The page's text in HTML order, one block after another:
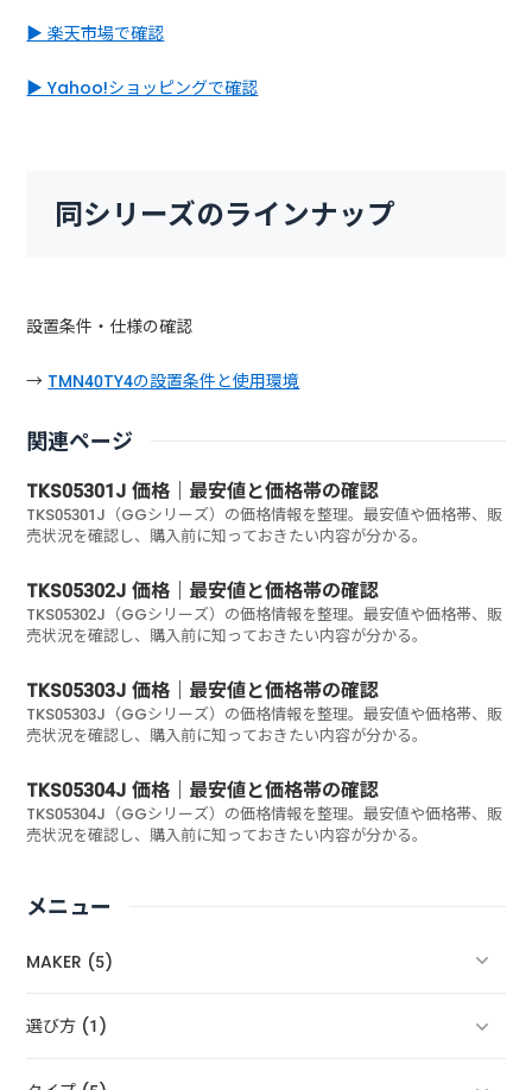
▶ 楽天市場で確認
▶ Yahoo!ショッピングで確認
同シリーズのラインナップ
設置条件・仕様の確認
→ TMN40TY4の設置条件と使用環境
関連ページ
TKS05301J 価格｜最安値と価格帯の確認
TKS05301J（GGシリーズ）の価格情報を整理。最安値や価格帯、販
売状況を確認し、購入前に知っておきたい内容が分かる。
TKS05302J 価格｜最安値と価格帯の確認
TKS05302J（GGシリーズ）の価格情報を整理。最安値や価格帯、販
売状況を確認し、購入前に知っておきたい内容が分かる。
TKS05303J 価格｜最安値と価格帯の確認
TKS05303J（GGシリーズ）の価格情報を整理。最安値や価格帯、販
売状況を確認し、購入前に知っておきたい内容が分かる。
TKS05304J 価格｜最安値と価格帯の確認
TKS05304J（GGシリーズ）の価格情報を整理。最安値や価格帯、販
売状況を確認し、購入前に知っておきたい内容が分かる。
メニュー
MAKER (5)
選び方 (1)